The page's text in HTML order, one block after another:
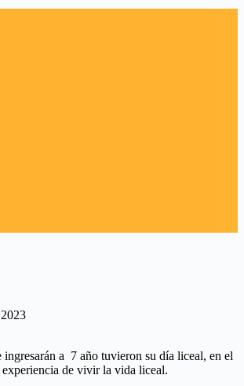
ingresarán a 7 año tuvieron su día liceal, en el
de vivir la vida liceal.